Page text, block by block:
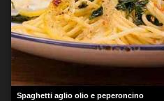
Spaghetti aglio olio e peperoncino